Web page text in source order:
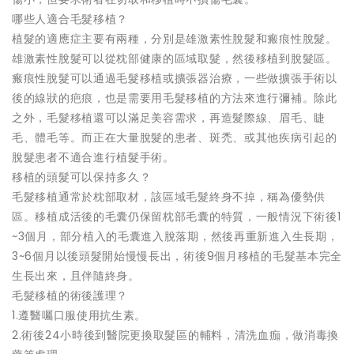
哪些人適合毛髮移植？
植髮的適應症主要有兩種，分別是雄激素性脫髮和瘢痕性脫髮。
雄激素性脫髮可以從枕部健康的區域取髮，然後移植到脫髮區。
瘢痕性脫髮可以通過毛髮移植或擴張器治療，一些做擴張手術以
後的線狀的疤痕，也是需要用毛髮移植的方法來進行彌補。除此
之外，毛髮移植還可以滿足美容需求，再造髮際線、眉毛、睫
毛、體毛等。而正在大量脫髮的患者、斑禿、或其他疾病引起的
脫髮患者不適合進行植髮手術。
移植的頭髮可以保持多久？
毛髮移植通常於枕部取材，該區域毛髮終身不掉，稱為優勢供
區。移植成活後的毛囊仍保留枕部毛囊的特質，一般情況下術後1
~3個月，部分植入的毛囊進入脫落期，然後再重新進入生長期，
3~6個月以後頭髮開始慢慢長出，術後9個月移植的毛髮基本完全
生長出來，且伴隨終身。
毛髮移植的術後護理？
1.遵醫囑口服使用抗生素。
2.術後24小時後到醫院更換取髮區的輔料，清洗血痂，做消毒換